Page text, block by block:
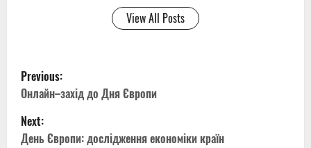
View All Posts
P
o
s
Previous:
Онлайн–захід до Дня Європи
Next:
День Європи: дослідження економіки країн